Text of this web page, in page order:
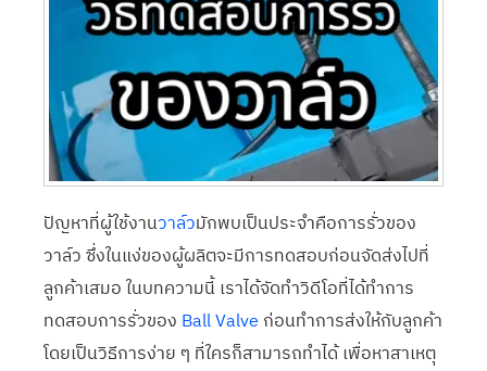
ปัญหาที่ผู้ใช้งานวาล์วมักพบเป็นประจำคือการรั่วของ
วาล์ว ซึ่งในแง่ของผู้ผลิตจะมีการทดสอบก่อนจัดส่งไปที่
ลูกค้าเสมอ ในบทความนี้ เราได้จัดทำวิดีโอที่ได้ทำการ
ทดสอบการรั่วของ Ball Valve ก่อนทำการส่งให้กับลูกค้า
โดยเป็นวิธีการง่าย ๆ ที่ใครก็สามารถทำได้ เพื่อหาสาเหตุ